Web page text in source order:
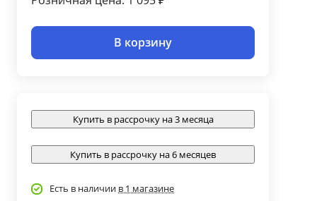
В корзину
Купить в рассрочку на 3 месяца
Купить в рассрочку на 6 месяцев
Есть в наличии в 1 магазине